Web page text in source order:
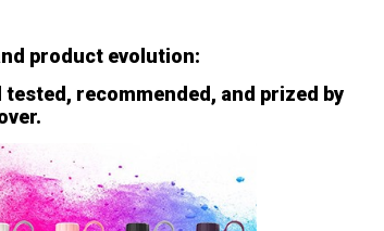
product evolution:
recommended, and prized by